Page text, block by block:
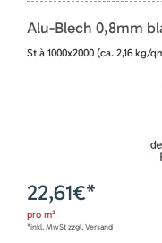
Alu-Blech 0,8mm
St à 1000x2000 (ca. 2,16 kg/
22,61€*
pro m²
*inkl. MwSt zzgl. Versand